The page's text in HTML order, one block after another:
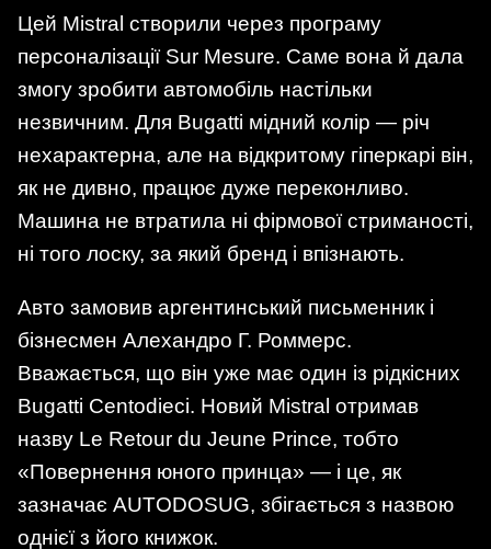
Цей Mistral створили через програму
персоналізації Sur Mesure. Саме вона й дала
змогу зробити автомобіль настільки
незвичним. Для Bugatti мідний колір — річ
нехарактерна, але на відкритому гіперкарі він,
як не дивно, працює дуже переконливо.
Машина не втратила ні фірмової стриманості,
ні того лоску, за який бренд і впізнають.
Авто замовив аргентинський письменник і
бізнесмен Алехандро Г. Роммерс.
Вважається, що він уже має один із рідкісних
Bugatti Centodieci. Новий Mistral отримав
назву Le Retour du Jeune Prince, тобто
«Повернення юного принца» — і це, як
зазначає AUTODOSUG, збігається з назвою
однієї з його книжок.